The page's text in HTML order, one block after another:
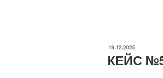
ОПУБЛИКОВАНО
19.12.2025
КЕЙС